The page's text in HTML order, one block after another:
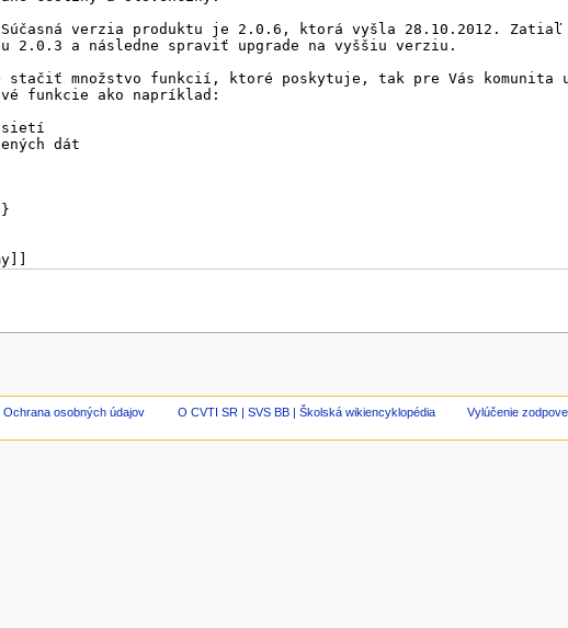
Ochrana osobných údajov O CVTI SR | SVS BB | Školská wikiencyklopédia Vylúčenie